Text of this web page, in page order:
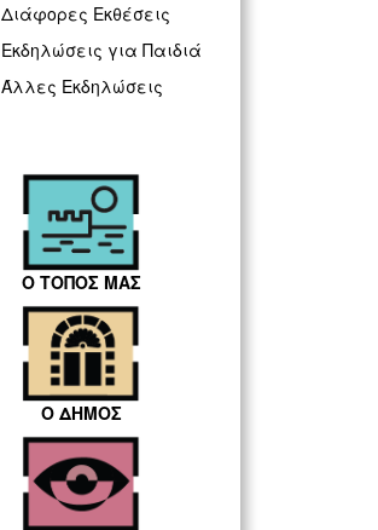
Διάφορες Εκθέσεις
Εκδηλώσεις για Παιδιά
Άλλες Εκδηλώσεις
Ο ΤΟΠΟΣ ΜΑΣ
Ο ΔΗΜΟΣ